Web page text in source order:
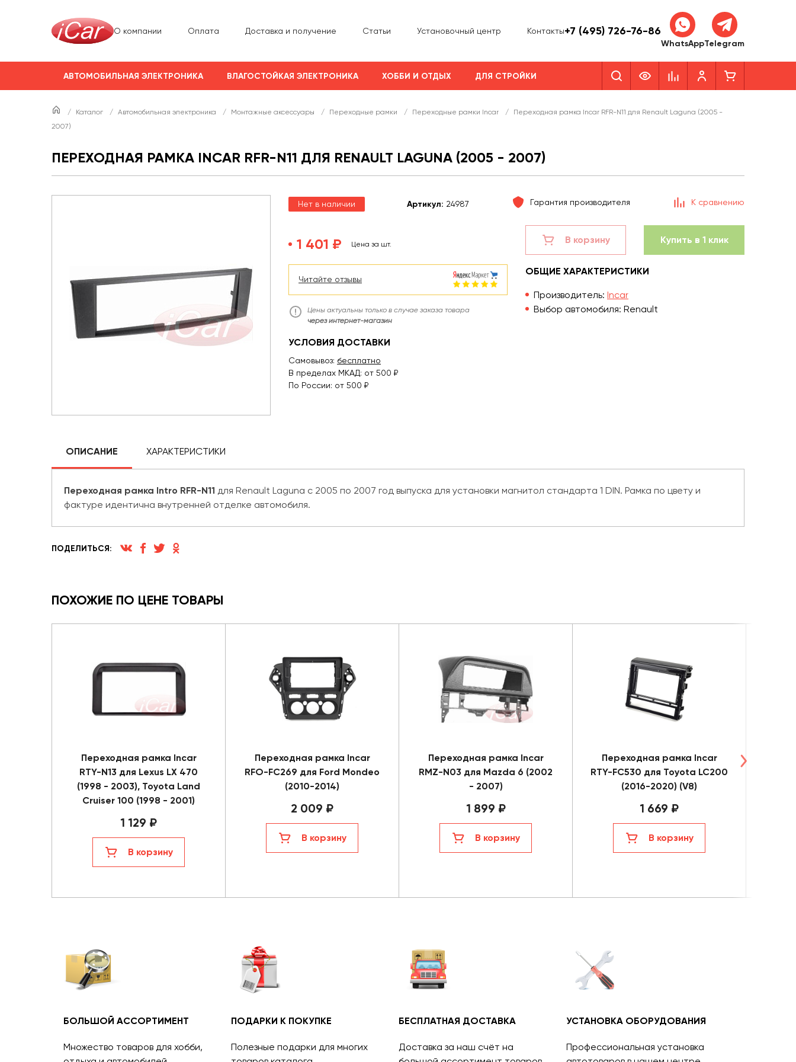
О компании Оплата Доставка и получение Статьи Установочный центр Контакты+7 (495) 726-76-86
WhatsAppTelegram
АВТОМОБИЛЬНАЯ ЭЛЕКТРОНИКА ВЛАГОСТОЙКАЯ ЭЛЕКТРОНИКА ХОББИ И ОТДЫХ ДЛЯ СТРОЙКИ
/ Каталог / Автомобильная электроника / Монтажные аксессуары / Переходные рамки / Переходные рамки Incar /
Переходная рамка Incar RFR-N11 для Renault Laguna (2005 -
2007)
ПЕРЕХОДНАЯ РАМКА INCAR RFR-N11 ДЛЯ RENAULT LAGUNA (2005 - 2007)
Нет в наличии Артикул: 24987 Гарантия производителя К сравнению
1 401 ₽ Цена за шт.
Читайте отзывы
Цены актуальны только в случае заказа товара
через интернет-магазин
УСЛОВИЯ ДОСТАВКИ
Самовывоз: бесплатно
В пределах МКАД: от 500 ₽
По России: от 500 ₽
В корзину Купить в 1 клик
ОБЩИЕ ХАРАКТЕРИСТИКИ
Производитель: Incar
Выбор автомобиля: Renault
ОПИСАНИЕ ХАРАКТЕРИСТИКИ
Переходная рамка Intro RFR-N11 для Renault Laguna с 2005 по 2007 год выпуска для установки магнитол стандарта 1 DIN. Рамка по цвету и
фактуре идентична внутренней отделке автомобиля.
ПОДЕЛИТЬСЯ:
ПОХОЖИЕ ПО ЦЕНЕ ТОВАРЫ
Переходная рамка Incar
RTY-N13 для Lexus LX 470
(1998 - 2003), Toyota Land
Cruiser 100 (1998 - 2001)
1 129 ₽
В корзину
Переходная рамка Incar
RFO-FC269 для Ford Mondeo
(2010-2014)
2 009 ₽
В корзину
Переходная рамка Incar
RMZ-N03 для Mazda 6 (2002
- 2007)
1 899 ₽
В корзину
Переходная рамка Incar
RTY-FC530 для Toyota LC200
(2016-2020) (V8)
1 669 ₽
В корзину
БОЛЬШОЙ АССОРТИМЕНТ
Множество товаров для хобби,
ПОДАРКИ К ПОКУПКЕ
Полезные подарки для многих
БЕСПЛАТНАЯ ДОСТАВКА
Доставка за наш счёт на
УСТАНОВКА ОБОРУДОВАНИЯ
Профессиональная установка